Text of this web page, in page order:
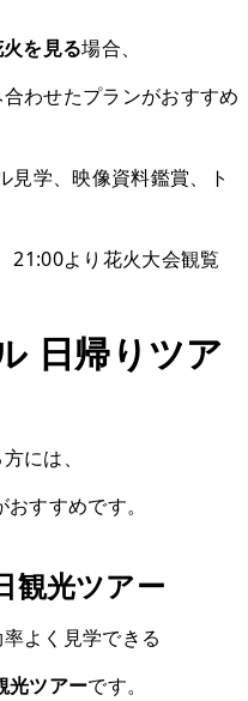
を見る場合、
わせたプランがおすすめ
見学、映像資料鑑賞、ト
21:00より花火大会観覧
日帰りツア
には、
すすめです。
観光ツアー
よく見学できる
光ツアーです。